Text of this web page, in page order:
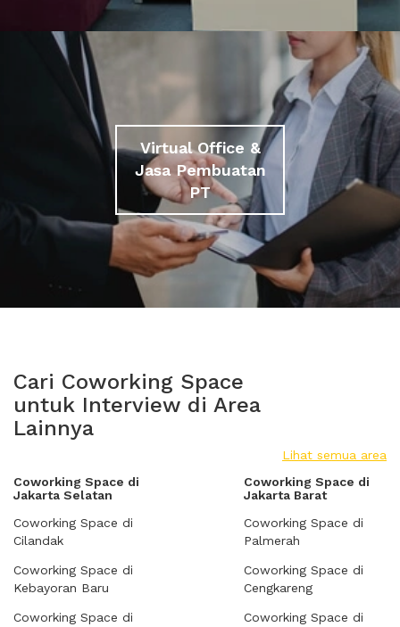
Virtual Office &
Jasa Pembuatan
PT
Cari Coworking Space
untuk Interview di Area
Lainnya
Lihat semua area
Coworking Space di
Jakarta Selatan
Coworking Space di
Cilandak
Coworking Space di
Kebayoran Baru
Coworking Space di
Coworking Space di
Jakarta Barat
Coworking Space di
Palmerah
Coworking Space di
Cengkareng
Coworking Space di